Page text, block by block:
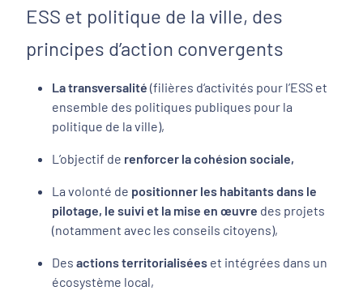
ESS et politique de la ville, des
principes d’action convergents
La transversalité (filières d‘activités pour l’ESS et
ensemble des politiques publiques pour la
politique de la ville),
L’objectif de renforcer la cohésion sociale,
La volonté de positionner les habitants dans le
pilotage, le suivi et la mise en œuvre des projets
(notamment avec les conseils citoyens),
Des actions territorialisées et intégrées dans un
écosystème local,